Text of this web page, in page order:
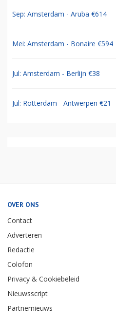
Sep: Amsterdam - Aruba €614
Mei: Amsterdam - Bonaire €594
Jul: Amsterdam - Berlijn €38
Jul: Rotterdam - Antwerpen €21
OVER ONS
Contact
Adverteren
Redactie
Colofon
Privacy & Cookiebeleid
Nieuwsscript
Partnernieuws